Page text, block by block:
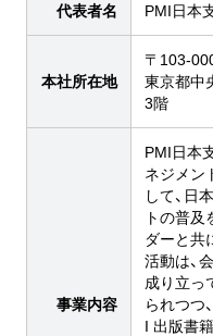
代表者名 PMI日
本社所在地
〒103-
東京都中
3階
事業内容
PMI日本
ネジメン
して、日
トの普及
ダーと共
活動は、
成り立っ
られつつ
I 出版書